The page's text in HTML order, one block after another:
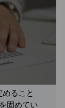
ること
固めてい